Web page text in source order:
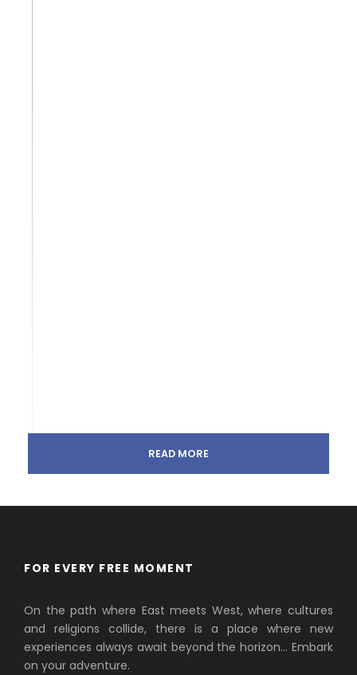
READ MORE
FOR EVERY FREE MOMENT
On the path where East meets West, where cultures
and religions collide, there is a place where new
experiences always await beyond the horizon… Embark
on your adventure.